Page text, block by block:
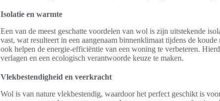
Isolatie en warmte
Een van de meest geschatte voordelen van wol is zijn uitstekende
vast, wat resulteert in een aangenaam binnenklimaat tijdens de
ook helpen de energie-efficiëntie van een woning te verbeteren.
verlagen en een ecologisch verantwoorde keuze te maken.
Vlekbestendigheid en veerkracht
Wol is van nature vlekbestendig, waardoor het perfect geschikt is